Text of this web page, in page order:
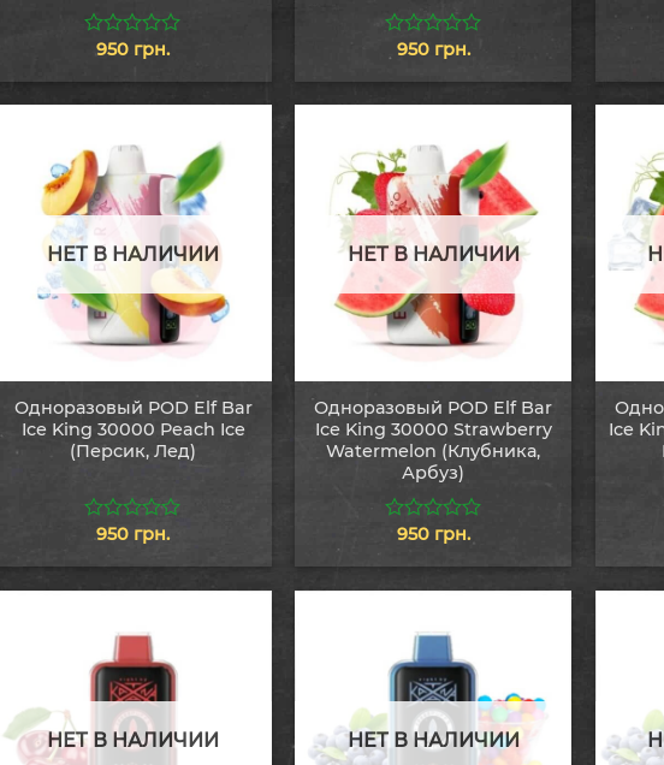
950 грн. 950 грн.
НЕТ В НАЛИЧИИ
Одноразовый POD Elf Bar
Ice King 30000 Peach Ice
(Персик, Лед)
950 грн.
НЕТ В НАЛИЧИИ
Одноразовый POD Elf Bar
Ice King 30000 Strawberry
Watermelon (Клубника,
Арбуз)
950 грн.
Ice
НЕТ В НАЛИЧИИ НЕТ В НАЛИЧИИ